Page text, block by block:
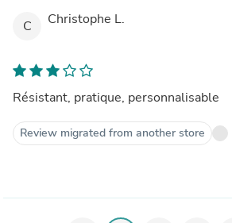
C Christophe L.
Résistant, pratique, personnalisable
Review migrated from another store